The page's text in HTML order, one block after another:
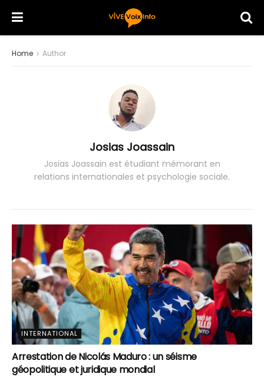
Home Author
Josias Joassain
Josias Joassain est étudiant mémorant en
relations internationales et psychologie sociale.
INTERNATIONAL
Arrestation de Nicolás Maduro : un séisme
géopolitique et juridique mondial